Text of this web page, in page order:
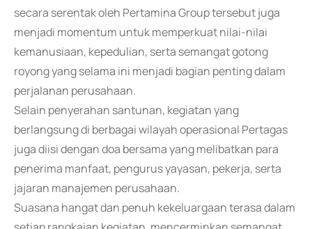
secara serentak oleh Pertamina Group tersebut juga
menjadi momentum untuk memperkuat nilai-nilai
kemanusiaan, kepedulian, serta semangat gotong
royong yang selama ini menjadi bagian penting dalam
perjalanan perusahaan.
Selain penyerahan santunan, kegiatan yang
berlangsung di berbagai wilayah operasional Pertagas
juga diisi dengan doa bersama yang melibatkan para
penerima manfaat, pengurus yayasan, pekerja, serta
jajaran manajemen perusahaan.
Suasana hangat dan penuh kekeluargaan terasa dalam